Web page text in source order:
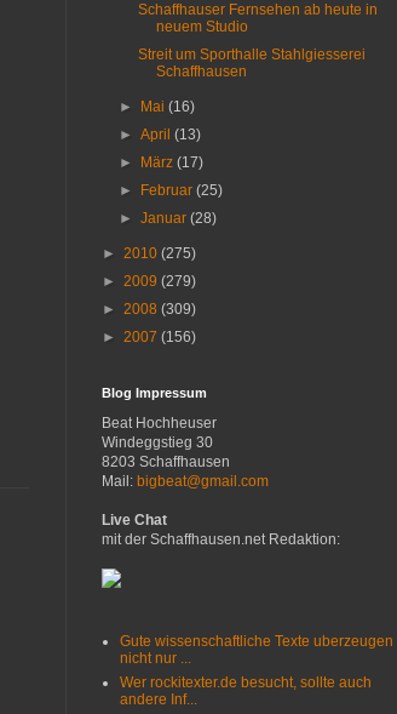
Schaffhauser Fernsehen ab heute in
neuem Studio
Streit um Sporthalle Stahlgiesserei
Schaffhausen
► Mai(16)
►April(13)
►
März(17)
►
Februar(25)
►Januar(28)
► 2010 (275)
► 2009 (279)
► 2008 (309)
► 2007 (156)
Blog Impressum
Beat Hochheuser
Windeggstieg 30
8203 Schaffhausen
Mail: bigbeat@gmail.com
Live Chat
mit der Schaffhausen.net Redaktion:
Gute wissenschaftliche Texte uberzeugen
nicht nur ...
Wer rockitexter.de besucht, sollte auch
andere Inf...